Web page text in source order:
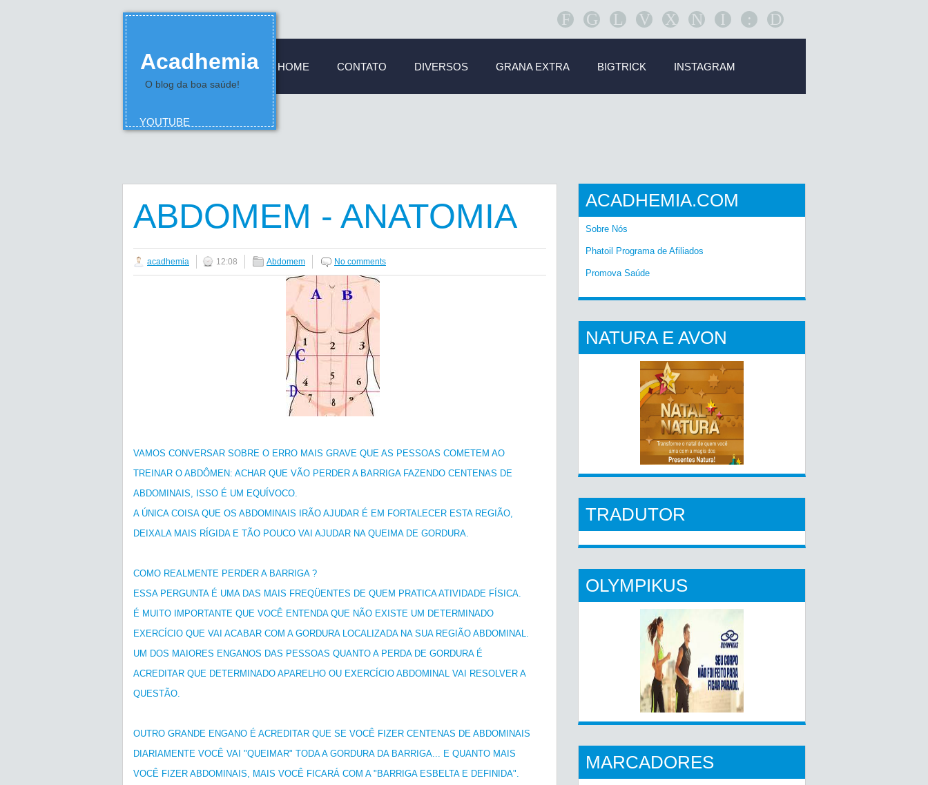
F G L V X N I : D
Acadhemia
O blog da boa saúde!
HOME CONTATO DIVERSOS GRANA EXTRA BIGTRICK INSTAGRAM
YOUTUBE
ABDOMEM - ANATOMIA
acadhemia 12:08 Abdomem No comments
VAMOS CONVERSAR SOBRE O ERRO MAIS GRAVE QUE AS PESSOAS COMETEM AO
TREINAR O ABDÔMEN: ACHAR QUE VÃO PERDER A BARRIGA FAZENDO CENTENAS DE
ABDOMINAIS, ISSO É UM EQUÍVOCO.
A ÚNICA COISA QUE OS ABDOMINAIS IRÃO AJUDAR É EM FORTALECER ESTA REGIÃO,
DEIXALA MAIS RÍGIDA E TÃO POUCO VAI AJUDAR NA QUEIMA DE GORDURA.
COMO REALMENTE PERDER A BARRIGA ?
ESSA PERGUNTA É UMA DAS MAIS FREQÜENTES DE QUEM PRATICA ATIVIDADE FÍSICA.
É MUITO IMPORTANTE QUE VOCÊ ENTENDA QUE NÃO EXISTE UM DETERMINADO
EXERCÍCIO QUE VAI ACABAR COM A GORDURA LOCALIZADA NA SUA REGIÃO ABDOMINAL.
UM DOS MAIORES ENGANOS DAS PESSOAS QUANTO A PERDA DE GORDURA É
ACREDITAR QUE DETERMINADO APARELHO OU EXERCÍCIO ABDOMINAL VAI RESOLVER A
QUESTÃO.
OUTRO GRANDE ENGANO É ACREDITAR QUE SE VOCÊ FIZER CENTENAS DE ABDOMINAIS
DIARIAMENTE VOCÊ VAI "QUEIMAR" TODA A GORDURA DA BARRIGA... E QUANTO MAIS
VOCÊ FIZER ABDOMINAIS, MAIS VOCÊ FICARÁ COM A "BARRIGA ESBELTA E DEFINIDA".
ACADHEMIA.COM
Sobre Nós
Phatoil Programa de Afiliados
Promova Saúde
NATURA E AVON
TRADUTOR
OLYMPIKUS
MARCADORES